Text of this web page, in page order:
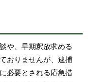
や、早期釈放求める
おりませんが、逮捕
必要とされる応急措